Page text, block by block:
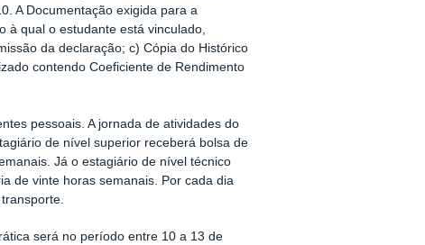
A Documentação exigida para a
à qual o estudante está vinculado,
da declaração; c) Cópia do Histórico
contendo Coeficiente de Rendimento
pessoais. A jornada de atividades do
de nível superior receberá bolsa de
Já o estagiário de nível técnico
de vinte horas semanais. Por cada dia
será no período entre 10 a 13 de